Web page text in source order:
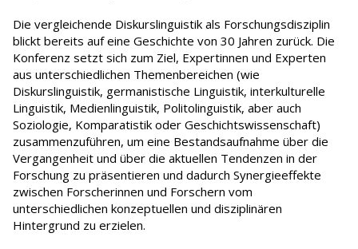
Die vergleichende Diskurslinguistik als Forschungsdisziplin
blickt bereits auf eine Geschichte von 30 Jahren zurück. Die
Konferenz setzt sich zum Ziel, Expertinnen und Experten
aus unterschiedlichen Themenbereichen (wie
Diskurslinguistik, germanistische Linguistik, interkulturelle
Linguistik, Medienlinguistik, Politolinguistik, aber auch
Soziologie, Komparatistik oder Geschichtswissenschaft)
zusammenzuführen, um eine Bestandsaufnahme über die
Vergangenheit und über die aktuellen Tendenzen in der
Forschung zu präsentieren und dadurch Synergieeffekte
zwischen Forscherinnen und Forschern vom
unterschiedlichen konzeptuellen und disziplinären
Hintergrund zu erzielen.